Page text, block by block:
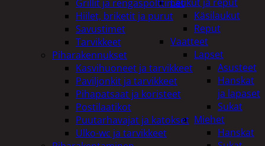
Käsilaukut
Reput
Vaatteet
Lapset
Asusteet
Hanskat
ja lapaset
Sukat
Miehet
Hanskat
Grillit ja rengaspolttimet
Hiilet, briketit ja purut
Savustimet
Tarvikkeet
Piharakennukset
Kasvihuoneet ja tarvikkeet
Paviljonkit ja tarvikkeet
Pihapatsaat ja koristeet
Postilaatikot
Puutarhavajat ja katokset
Ulko-wc ja tarvikkeet